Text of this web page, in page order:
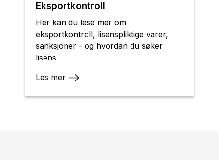
Eksportkontroll
Her kan du lese mer om
eksportkontroll, lisenspliktige varer,
sanksjoner - og hvordan du søker
lisens.
Les mer